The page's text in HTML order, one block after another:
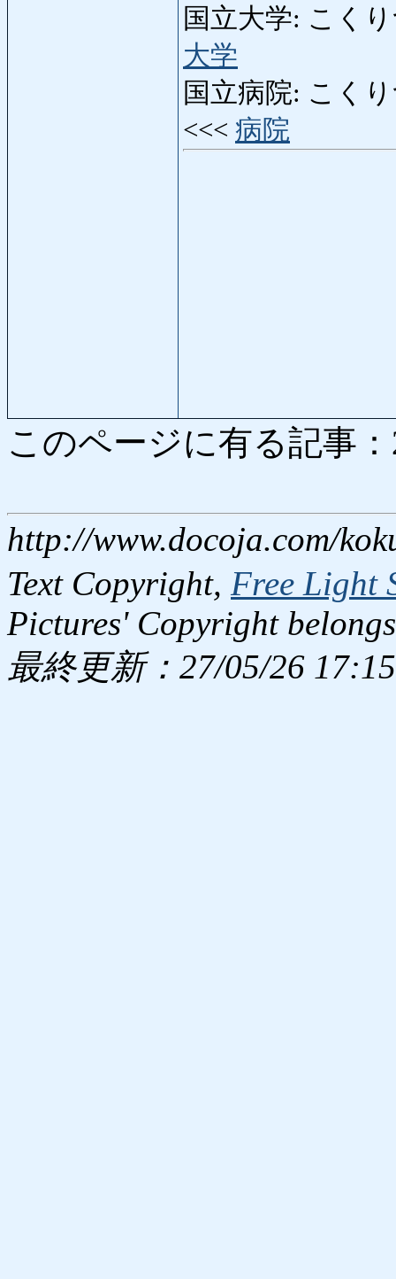
国立大学: こく
大学
国立病院: こく
<<< 病院
このページに有る記事
http://www.docoja.com/
Text Copyright, Free Light
Pictures' Copyright
最終更新：27/05/26 17:15